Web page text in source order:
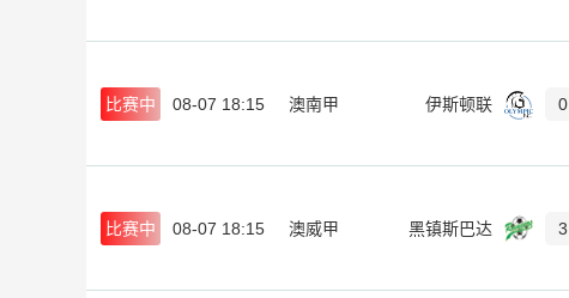
比赛中 08-07 18:15 澳南甲 伊斯顿联 0
比赛中 08-07 18:15 澳威甲 黑镇斯巴达 3